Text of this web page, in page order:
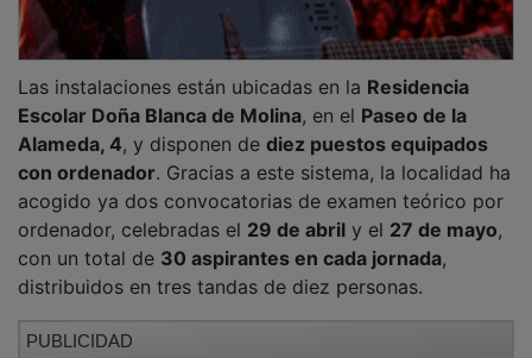
Escolar Doña Blanca de Molina, en el Paseo de la
Alameda, 4, y disponen dediez puestos equipados
con ordenador. Gracias a este sistema, la localidad ha
acogido ya dos convocatorias de examen teórico por
ordenador, celebradas el29 de abrily el27 de mayo,
con un total de30 aspirantes en cada jornada
distribuidos en tres tandas de diez personas.